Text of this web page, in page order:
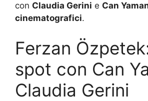
con Claudia Gerini e Can
cinematografici.
Ferzan
spot con Can
Claudia Gerini